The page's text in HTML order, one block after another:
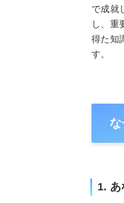
で成就
し、重
得た知
す。
1. あ